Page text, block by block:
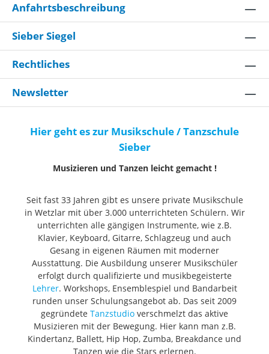
Anfahrtsbeschreibung
Sieber Siegel
Rechtliches
Newsletter
Hier geht es zur Musikschule / Tanzschule
Sieber
Musizieren und Tanzen leicht gemacht !
Seit fast 33 Jahren gibt es unsere private Musikschule
in Wetzlar mit über 3.000 unterrichteten Schülern. Wir
unterrichten alle gängigen Instrumente, wie z.B.
Klavier, Keyboard, Gitarre, Schlagzeug und auch
Gesang in eigenen Räumen mit moderner
Ausstattung. Die Ausbildung unserer Musikschüler
erfolgt durch qualifizierte und musikbegeisterte
Lehrer. Workshops, Ensemblespiel und Bandarbeit
runden unser Schulungsangebot ab. Das seit 2009
gegründete Tanzstudio verschmelzt das aktive
Musizieren mit der Bewegung. Hier kann man z.B.
Kindertanz, Ballett, Hip Hop, Zumba, Breakdance und
Tanzen wie die Stars erlernen.